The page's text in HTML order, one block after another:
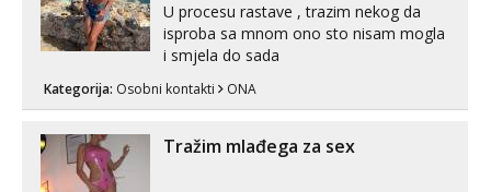
U procesu rastave , trazim nekog da
isproba sa mnom ono sto nisam mogla
i smjela do sada
Kategorija: Osobni kontakti ONA
Tražim mlađega za sex